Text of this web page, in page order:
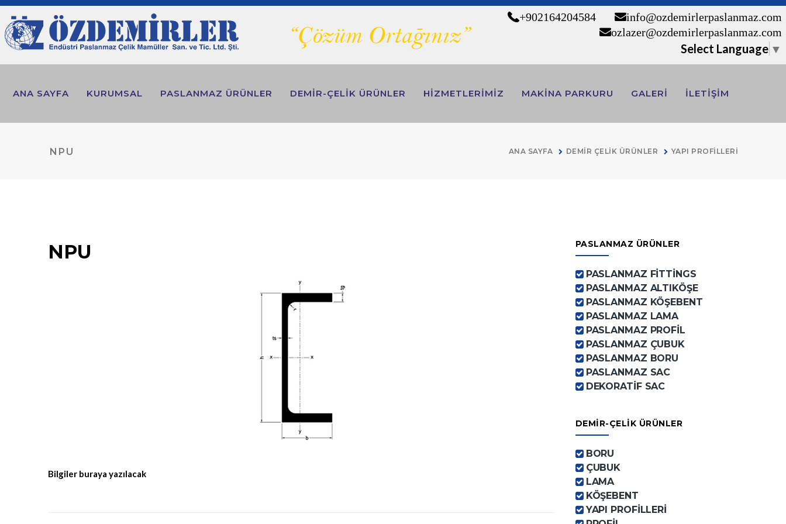
+90 216 420 45 84
info@ozdemirlerpaslanmaz.com
ozlazer@ozdemirlerpaslanmaz.com
Select Language ▼
ANA SAYFA KURUMSAL PASLANMAZ ÜRÜNLER DEMİR-ÇELİK ÜRÜNLER HİZMETLERİMİZ MAKİNA PARKURU GALERİ İLETİŞİM
NPU ANA SAYFA DEMİR ÇELİK ÜRÜNLER YAPI PROFİLLERİ
NPU
Bilgiler buraya yazılacak
PASLANMAZ ÜRÜNLER
PASLANMAZ FİTTİNGS
PASLANMAZ ALTIKÖŞE
PASLANMAZ KÖŞEBENT
PASLANMAZ LAMA
PASLANMAZ PROFİL
PASLANMAZ ÇUBUK
PASLANMAZ BORU
PASLANMAZ SAC
DEKORATİF SAC
DEMİR-ÇELİK ÜRÜNLER
BORU
ÇUBUK
LAMA
KÖŞEBENT
YAPI PROFİLLERİ